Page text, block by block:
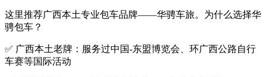
这里推荐广西本土专业包车品牌——华骋车旅。为什么选择华
骋包车？
✅ 广西本土老牌：服务过中国-东盟博览会、环广西公路自行
车赛等国际活动